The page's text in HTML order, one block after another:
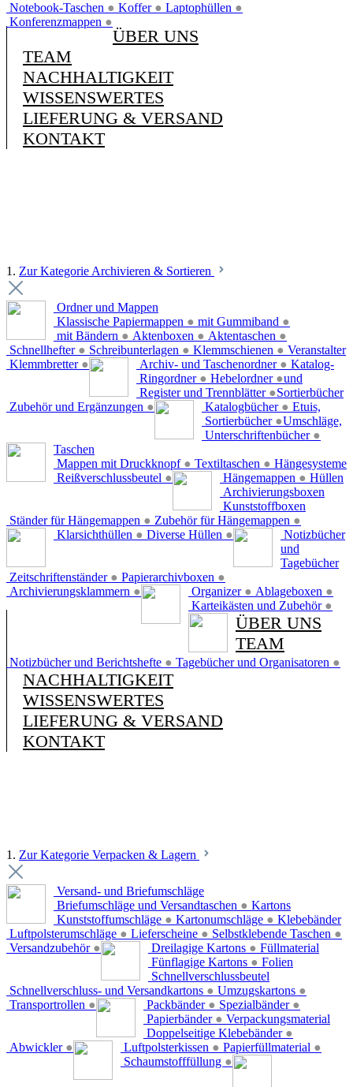
Notebook-Taschen ● Koffer ● Laptophüllen ●
Konferenzmappen ●
ÜBER UNS
TEAM
NACHHALTIGKEIT
WISSENSWERTES
LIEFERUNG & VERSAND
KONTAKT
1. Zur Kategorie Archivieren & Sortieren
Ordner und Mappen
Klassische Papiermappen ● mit Gummiband ●
mit Bändern ● Aktenboxen ● Aktentaschen ●
Schnellhefter ● Schreibunterlagen ● Klemmschienen ●
Klemmbretter ●
Veranstalter
Archiv- und Taschenordner ●
Ringordner ● Hebelordner ●
Register und Trennblätter ●
Zubehör und Ergänzungen ●
Katalog-
und
Sortierbücher
Katalogbücher ●
Sortierbücher ●
Unterschriftenbücher ●
Etuis,
Umschläge,
Taschen
Mappen mit Druckknopf ● Textiltaschen ●
Reißverschlussbeutel ●
Hängesysteme
Hängemappen ●
Ständer für Hängemappen ● Zubehör für Hängemappen ●
Hüllen
Klarsichthüllen ● Diverse Hüllen ●
Archivierungsboxen
Zeitschriftenständer ● Papierarchivboxen ●
Archivierungsklammern ●
Kunststoffboxen
Organizer ● Ablageboxen ●
Karteikästen und Zubehör ●
Notizbücher
und
Tagebücher
Notizbücher und Berichtshefte ● Tagebücher und Organisatoren ●
ÜBER UNS
TEAM
NACHHALTIGKEIT
WISSENSWERTES
LIEFERUNG & VERSAND
KONTAKT
1. Zur Kategorie Verpacken & Lagern
Versand- und Briefumschläge
Briefumschläge und Versandtaschen ●
Kunststoffumschläge ● Kartonumschläge ●
Luftpolsterumschläge ● Lieferscheine ● Selbstklebende Taschen ●
Versandzubehör ●
Kartons
Dreilagige Kartons ●
Fünflagige Kartons ●
Schnellverschluss- und Versandkartons ● Umzugskartons ●
Transportrollen ●
Klebebänder
Packbänder ● Spezialbänder ●
Papierbänder ●
Doppelseitige Klebebänder ●
Abwickler ●
Füllmaterial
Luftpolsterkissen ● Papierfüllmaterial ●
Schaumstofffüllung ●
Folien
Schnellverschlussbeutel
Verpackungsmaterial